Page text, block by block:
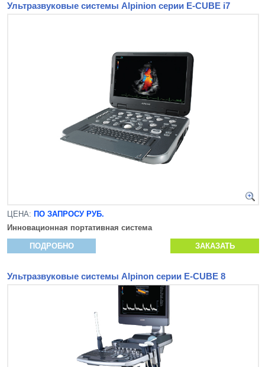
Ультразвуковые системы Alpinion серии E-CUBE i7
ЦЕНА: ПО ЗАПРОСУ РУБ.
Инновационная портативная система
ПОДРОБНО ЗАКАЗАТЬ
Ультразвуковые системы Alpinon серии E-CUBE 8